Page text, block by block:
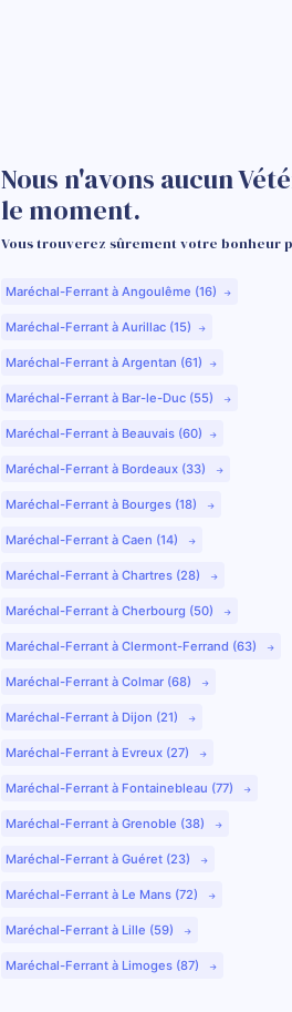
Nous n'avons aucun
le moment.
Vous trouverez sûrement votre bonheur
Maréchal-Ferrant à Angoulême (16)
Maréchal-Ferrant à Aurillac (15)
Maréchal-Ferrant à Argentan (61)
Maréchal-Ferrant à Bar-le-Duc (55)
Maréchal-Ferrant à Beauvais (60)
Maréchal-Ferrant à Bordeaux (33)
Maréchal-Ferrant à Bourges (18)
Maréchal-Ferrant à Caen (14)
Maréchal-Ferrant à Chartres (28)
Maréchal-Ferrant à Cherbourg (50)
Maréchal-Ferrant à Clermont-Ferrand (63)
Maréchal-Ferrant à Colmar (68)
Maréchal-Ferrant à Dijon (21)
Maréchal-Ferrant à Evreux (27)
Maréchal-Ferrant à Fontainebleau (77)
Maréchal-Ferrant à Grenoble (38)
Maréchal-Ferrant à Guéret (23)
Maréchal-Ferrant à Le Mans (72)
Maréchal-Ferrant à Lille (59)
Maréchal-Ferrant à Limoges (87)